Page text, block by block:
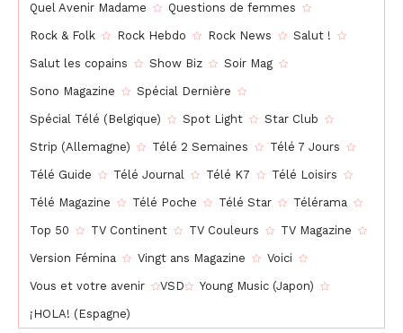
Quel Avenir Madame Questions de femmes
Rock & Folk Rock Hebdo Rock News Salut !
Salut les copains Show Biz Soir Mag
Sono Magazine Spécial Dernière
Spécial Télé (Belgique) Spot Light Star Club
Strip (Allemagne) Télé 2 Semaines Télé 7 Jours
Télé Guide Télé Journal Télé K7 Télé Loisirs
Télé Magazine Télé Poche Télé Star Télérama
Top 50 TV Continent TV Couleurs TV Magazine
Version Fémina Vingt ans Magazine Voici
Vous et votre avenir VSD Young Music (Japon)
¡HOLA! (Espagne)